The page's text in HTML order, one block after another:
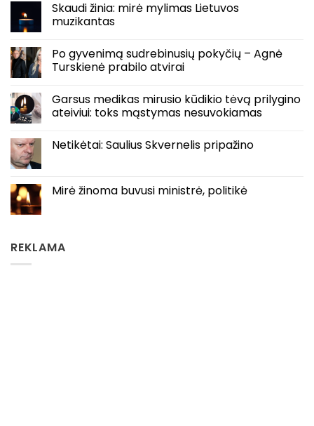
Skaudi žinia: mirė mylimas Lietuvos
muzikantas
Po gyvenimą sudrebinusių pokyčių – Agnė
Turskienė prabilo atvirai
Garsus medikas mirusio kūdikio tėvą prilygino
ateiviui: toks mąstymas nesuvokiamas
Netikėtai: Saulius Skvernelis pripažino
Mirė žinoma buvusi ministrė, politikė
REKLAMA